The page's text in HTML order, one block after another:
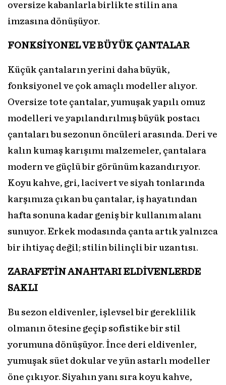
oversize kabanlarla birlikte stilin ana
imzasına dönüşüyor.
FONKSİYONEL VE BÜYÜK ÇANTALAR
Küçük çantaların yerini daha büyük,
fonksiyonel ve çok amaçlı modeller alıyor.
Oversize tote çantalar, yumuşak yapılı omuz
modelleri ve yapılandırılmış büyük postacı
çantaları bu sezonun öncüleri arasında. Deri ve
kalın kumaş karışımı malzemeler, çantalara
modern ve güçlü bir görünüm kazandırıyor.
Koyu kahve, gri, lacivert ve siyah tonlarında
karşımıza çıkan bu çantalar, iş hayatından
hafta sonuna kadar geniş bir kullanım alanı
sunuyor. Erkek modasında çanta artık yalnızca
bir ihtiyaç değil; stilin bilinçli bir uzantısı.
ZARAFETİN ANAHTARI ELDİVENLERDE
SAKLI
Bu sezon eldivenler, işlevsel bir gereklilik
olmanın ötesine geçip sofistike bir stil
yorumuna dönüşüyor. İnce deri eldivenler,
yumuşak süet dokular ve yün astarlı modeller
öne çıkıyor. Siyahın yanı sıra koyu kahve,